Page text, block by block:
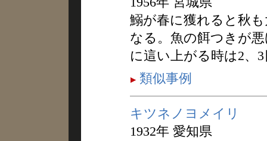
鰯が春に獲れると秋
なる。魚の餌つきが
に這い上がる時は2、
類似事例
キツネノヨメイリ
1932年 愛知県